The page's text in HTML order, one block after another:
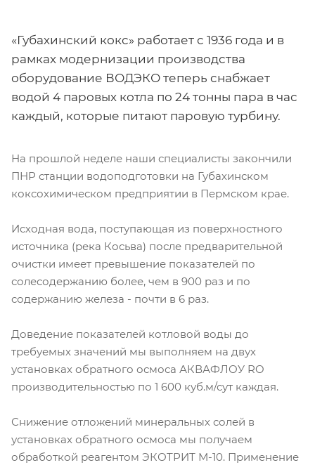
«Губахинский кокс» работает с 1936 года и в
рамках модернизации производства
оборудование ВОДЭКО теперь снабжает
водой 4 паровых котла по 24 тонны пара в час
каждый, которые питают паровую турбину.
На прошлой неделе наши специалисты закончили
ПНР станции водоподготовки на Губахинском
коксохимическом предприятии в Пермском крае.
Исходная вода, поступающая из поверхностного
источника (река Косьва) после предварительной
очистки имеет превышение показателей по
солесодержанию более, чем в 900 раз и по
содержанию железа - почти в 6 раз.
Доведение показателей котловой воды до
требуемых значений мы выполняем на двух
установках обратного осмоса АКВАФЛОУ RO
производительностью по 1 600 куб.м/сут каждая.
Снижение отложений минеральных солей в
установках обратного осмоса мы получаем
обработкой реагентом ЭКОТРИТ М-10. Применение